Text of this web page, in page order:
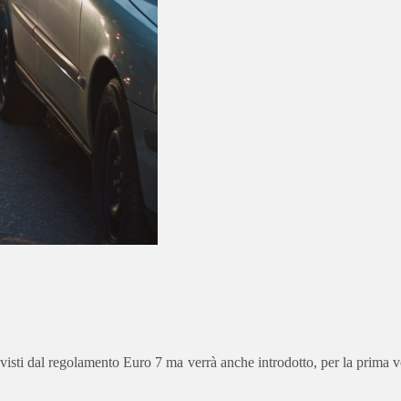
dal regolamento Euro 7 ma verrà anche introdotto, per la prima